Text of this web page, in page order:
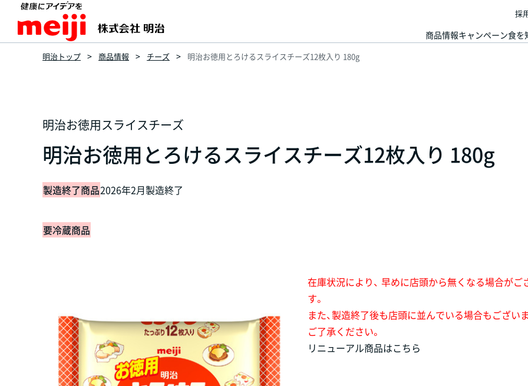
商品情報キャンペーン食を
採
明治トップ 商品情報 チーズ 明治お徳用とろけるスライスチーズ12枚入り 180g
明治お徳用スライスチーズ
明治お徳用とろけるスライスチーズ12枚入り 180g
製造終了商品2026年2月製造終了
要冷蔵商品
在庫状況により、 早めに店頭から無くなる場合がご
す。
また、製造終了後も店頭に並んでいる場合もござい
ご了承ください。
リニューアル商品はこちら